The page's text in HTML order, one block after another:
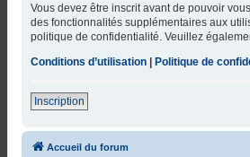
Vous devez être inscrit avant de pouvoir
des fonctionnalités supplémentaires aux
politique de confidentialité. Veuillez
Conditions d’utilisation | Politique de
Inscription
Accueil du forum